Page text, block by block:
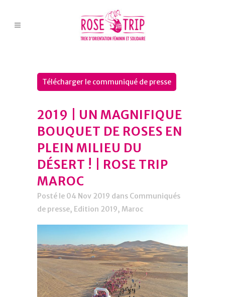
Télécharger le communiqué de presse
2019 | UN MAGNIFIQUE
BOUQUET DE ROSES EN
PLEIN MILIEU DU
DÉSERT ! | ROSE TRIP
MAROC
Posté le 04 Nov 2019 dans Communiqués
de presse, Edition 2019, Maroc